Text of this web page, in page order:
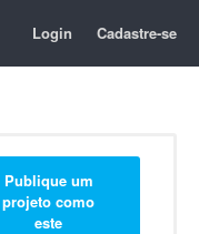
Login Cadastre-se
Publique um
projeto como
este